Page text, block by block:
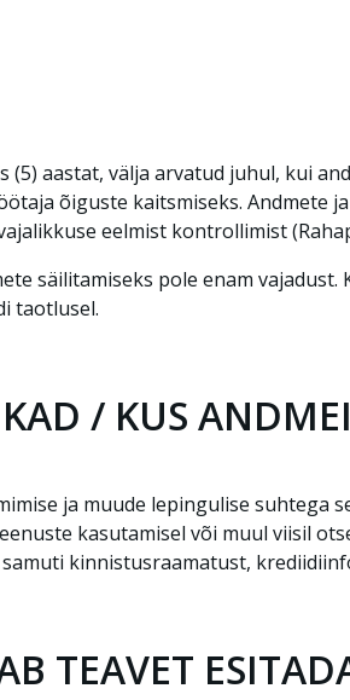
(5) aastat, välja arvatud juhul, kui
õiguste kaitsmiseks. Andmete
eelmist kontrollimist
säilitamiseks pole enam
taotlusel.
/ KUS
ja muude lepingulise suhtega
kasutamisel või muul viisil
kinnistusraamatust,
TEAVET